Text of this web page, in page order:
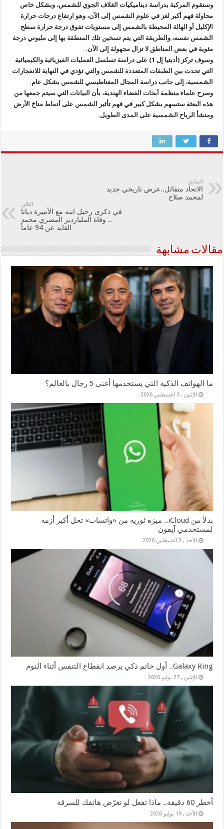
وستقوم المركبة بدراسة ديناميكيات الغلاف الجوي للشمس، وبشكل خاص
محاولة فهم أكبر لغز في علوم الشمس إلى الآن، وهو ارتفاع درجات حرارة
الإكليل أو الهالة المحيطة بالشمس إلى مستويات تفوق درجة حرارة سطح
الشمس نفسه، والطريقة التي يتم تسخين تلك المنطقة بها إلى مليوني درجة
مئوية في بعض المناطق لا تزال مجهولة إلى الآن.
وسوف تركز (أديتيا إل 1) على دراسة تسلسل العمليات الفيزيائية والكيميائية
التي تحدث بين الطبقات المتعددة للشمس والتي تؤدي في النهاية للانفجارات
الشمسية، إلى جانب دراسة المجال المغناطيسي للشمس بشكل عام.
وصرح علماء منظمة أبحاث الفضاء الهندية، بأن البيانات التي سيتم جمعها من
هذه البعثة ستسهم بشكل كبير في فهم تأثير الشمس على أنماط مناخ الأرض
ومنشأ الرياح الشمسية على المدى الطويل.
السابق
الاتحاد متفائل..عرض تاريخي جديد
لمحمد صلاح
التالي
في ذكرى رحيل ابنه مع الأميرة ديانا
.. وفاة الملياردير المصري محمد
الفايد عن 94 عاماً
مقالات مشابهة
ما الهواتف الذكية التي يستخدمها أغنى 5 رجال بالعالم؟
الإثنين , 3 أغسطس 2026
بدلاً من iCloud.. ميزة ثورية من «واتساب» تحل أكبر أزمة
لمستخدمي آيفون
الأحد , 2 أغسطس 2026
Galaxy Ring.. أول خاتم ذكي يرصد انقطاع التنفس أثناء النوم
الإثنين , 27 يوليو 2026
أخطر 60 دقيقة.. ماذا تفعل لو تعرّض هاتفك للسرقة
الأحد , 19 يوليو 2026